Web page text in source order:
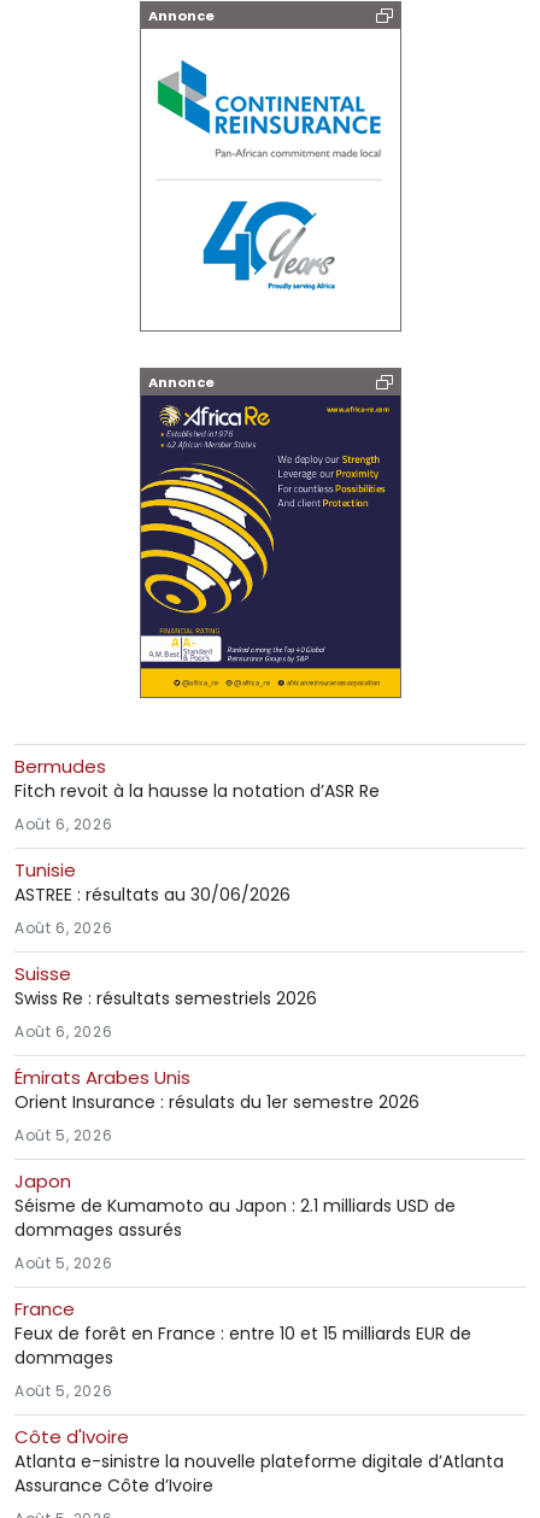
Annonce
Annonce
Bermudes
Fitch revoit à la hausse la notation d’ASR Re
Août 6, 2026
Tunisie
ASTREE : résultats au 30/06/2026
Août 6, 2026
Suisse
Swiss Re : résultats semestriels 2026
Août 6, 2026
Émirats Arabes Unis
Orient Insurance : résulats du 1er semestre 2026
Août 5, 2026
Japon
Séisme de Kumamoto au Japon : 2.1 milliards USD de
dommages assurés
Août 5, 2026
France
Feux de forêt en France : entre 10 et 15 milliards EUR de
dommages
Août 5, 2026
Côte d'Ivoire
Atlanta e-sinistre la nouvelle plateforme digitale d’Atlanta
Assurance Côte d’Ivoire